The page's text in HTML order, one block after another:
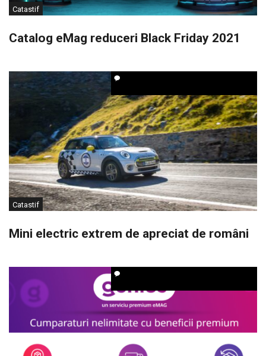
Catastif
Catalog eMag reduceri Black Friday 2021
Catastif
Mini electric extrem de apreciat de români